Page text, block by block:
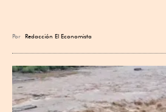
Por Redacción El Economista